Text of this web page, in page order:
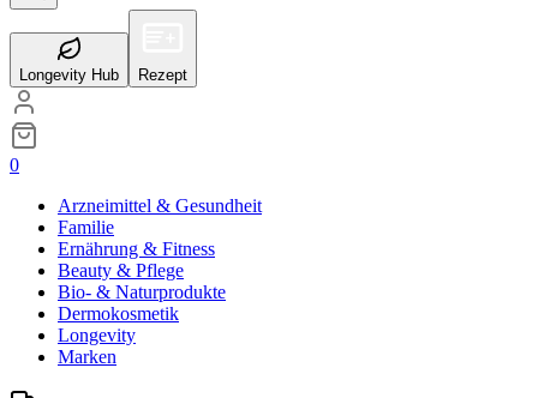
Longevity Hub Rezept
0
Arzneimittel & Gesundheit
Familie
Ernährung & Fitness
Beauty & Pflege
Bio- & Naturprodukte
Dermokosmetik
Longevity
Marken